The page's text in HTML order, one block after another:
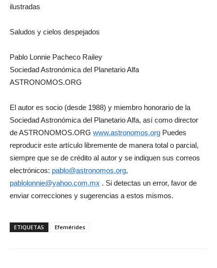
ilustradas
Saludos y cielos despejados
Pablo Lonnie Pacheco Railey
Sociedad Astronómica del Planetario Alfa
ASTRONOMOS.ORG
El autor es socio (desde 1988) y miembro honorario de la
Sociedad Astronómica del Planetario Alfa, así como director
de ASTRONOMOS.ORG www.astronomos.org Puedes
reproducir este artículo libremente de manera total o parcial,
siempre que se de crédito al autor y se indiquen sus correos
electrónicos: pablo@astronomos.org,
pablolonnie@yahoo.com.mx . Si detectas un error, favor de
enviar correcciones y sugerencias a estos mismos.
ETIQUETAS Efemérides